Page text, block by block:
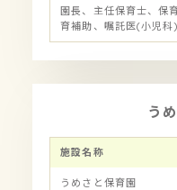
園長、主任保育士、保
育補助、嘱託医(小児
う
施設名称
うめさと保育園